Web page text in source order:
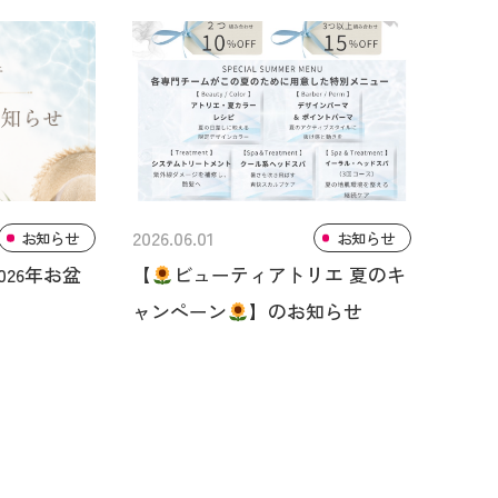
お知らせ
年お盆
2026.06.01 お知らせ
【
ビューティアトリエ 夏のキ
ャンペーン
】のお知らせ